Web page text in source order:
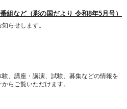
組など（彩の国だより 令和8年5月号）
らせします。
、講座・講演、試験、募集などの情報を
らご覧いただけます。